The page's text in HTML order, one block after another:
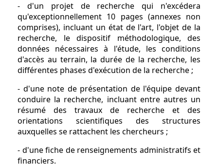
- d'un projet de recherche qui n'excédera
qu'exceptionnellement 10 pages (annexes non
comprises), incluant un état de l'art, l'objet de la
recherche, le dispositif méthodologique, des
données nécessaires à l'étude, les conditions
d'accès au terrain, la durée de la recherche, les
différentes phases d'exécution de la recherche ;
- d'une note de présentation de l'équipe devant
conduire la recherche, incluant entre autres un
résumé des travaux de recherche et des
orientations scientifiques des structures
auxquelles se rattachent les chercheurs ;
- d'une fiche de renseignements administratifs et
financiers.